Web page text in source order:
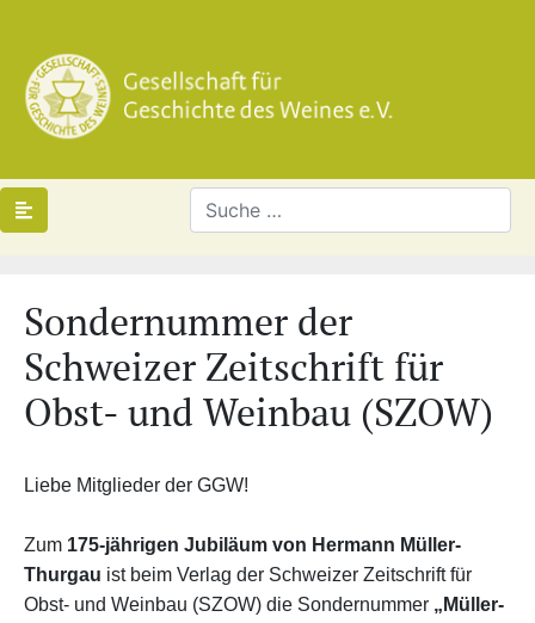
Sondernummer der
Schweizer Zeitschrift für
Obst- und Weinbau (SZOW)
Liebe Mitglieder der GGW!
Zum 175-jährigen Jubiläum von Hermann Müller-
Thurgau ist beim Verlag der Schweizer Zeitschrift für
Obst- und Weinbau (SZOW) die Sondernummer „Müller-